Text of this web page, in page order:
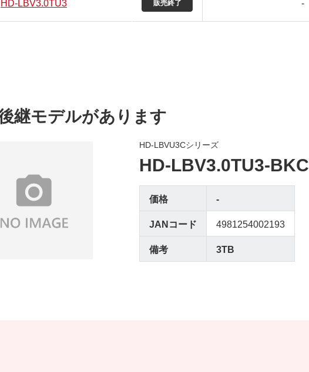
継モデルがあります
HD-LBVU3Cシリーズ
HD-LBV3.0TU3-BKC
価格
-
JANコード
4981254002193
備考
3TB